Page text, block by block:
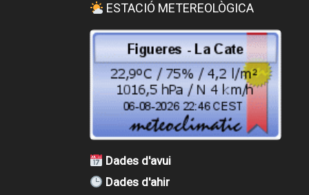
ESTACIÓ METEREOLÒGICA
Dades d'avui
Dades d'ahir